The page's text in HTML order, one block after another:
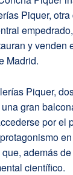
Piquer,
y
Madrid.
Piquer,
gran
por el
además
científico.